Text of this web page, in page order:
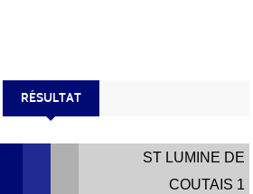
RÉSULTAT
ST LUMINE DE
COUTAIS 1